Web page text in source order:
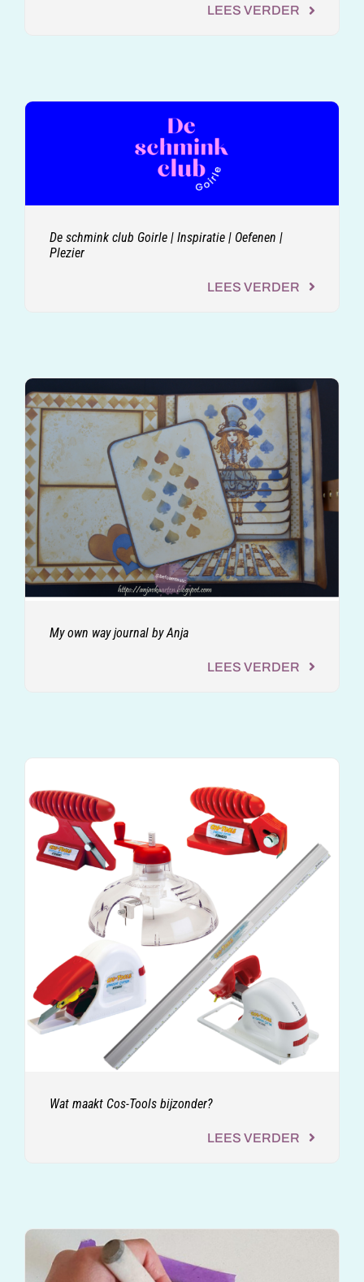
LEES VERDER
De schmink club Goirle | Inspiratie | Oefenen |
Plezier
LEES VERDER
My own way journal by Anja
LEES VERDER
Wat maakt Cos-Tools bijzonder?
LEES VERDER